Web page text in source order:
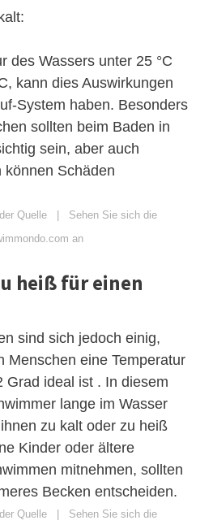
des Wassers unter 25 °C
kann dies Auswirkungen
System haben. Besonders
sollten beim Baden in
sein, aber auch
können Schäden
Quelle | Sehen Sie sich die
an
heiß für einen
sind sich jedoch einig,
Menschen eine Temperatur
Grad ideal ist . In diesem
lange im Wasser
zu kalt oder zu heiß
Kinder oder ältere
mitnehmen, sollten
Becken entscheiden.
Quelle | Sehen Sie sich die